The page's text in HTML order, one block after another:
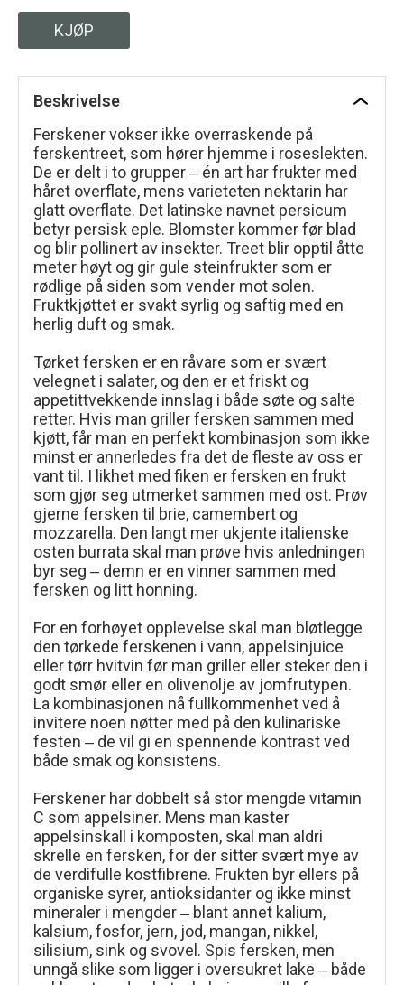
KJØP
Beskrivelse
Ferskener vokser ikke overraskende på
ferskentreet, som hører hjemme i roseslekten.
De er delt i to grupper ‒ én art har frukter med
håret overflate, mens varieteten nektarin har
glatt overflate. Det latinske navnet persicum
betyr persisk eple. Blomster kommer før blad
og blir pollinert av insekter. Treet blir opptil åtte
meter høyt og gir gule steinfrukter som er
rødlige på siden som vender mot solen.
Fruktkjøttet er svakt syrlig og saftig med en
herlig duft og smak.
Tørket fersken er en råvare som er svært
velegnet i salater, og den er et friskt og
appetittvekkende innslag i både søte og salte
retter. Hvis man griller fersken sammen med
kjøtt, får man en perfekt kombinasjon som ikke
minst er annerledes fra det de fleste av oss er
vant til. I likhet med fiken er fersken en frukt
som gjør seg utmerket sammen med ost. Prøv
gjerne fersken til brie, camembert og
mozzarella. Den langt mer ukjente italienske
osten burrata skal man prøve hvis anledningen
byr seg ‒ demn er en vinner sammen med
fersken og litt honning.
For en forhøyet opplevelse skal man bløtlegge
den tørkede ferskenen i vann, appelsinjuice
eller tørr hvitvin før man griller eller steker den i
godt smør eller en olivenolje av jomfrutypen.
La kombinasjonen nå fullkommenhet ved å
invitere noen nøtter med på den kulinariske
festen ‒ de vil gi en spennende kontrast ved
både smak og konsistens.
Ferskener har dobbelt så stor mengde vitamin
C som appelsiner. Mens man kaster
appelsinskall i komposten, skal man aldri
skrelle en fersken, for der sitter svært mye av
de verdifulle kostfibrene. Frukten byr ellers på
organiske syrer, antioksidanter og ikke minst
mineraler i mengder ‒ blant annet kalium,
kalsium, fosfor, jern, jod, mangan, nikkel,
silisium, sink og svovel. Spis fersken, men
unngå slike som ligger i oversukret lake ‒ både